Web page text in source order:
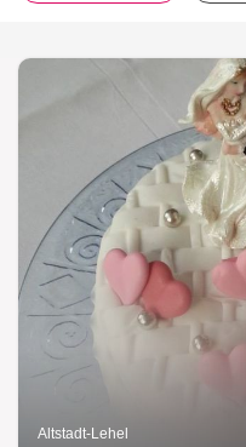
Altstadt-Lehel